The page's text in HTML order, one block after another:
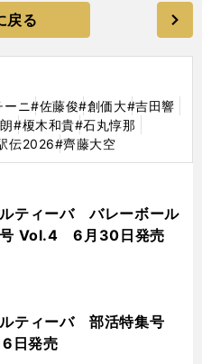
戻る
ーニ#佐藤俊#創価大#吉田響
#榎木和貴#石丸惇那
伝2026#齊藤大空
ティーバ バレーボール
Vol.4 6月30日発売
ルティーバ 部活特集号
日発売